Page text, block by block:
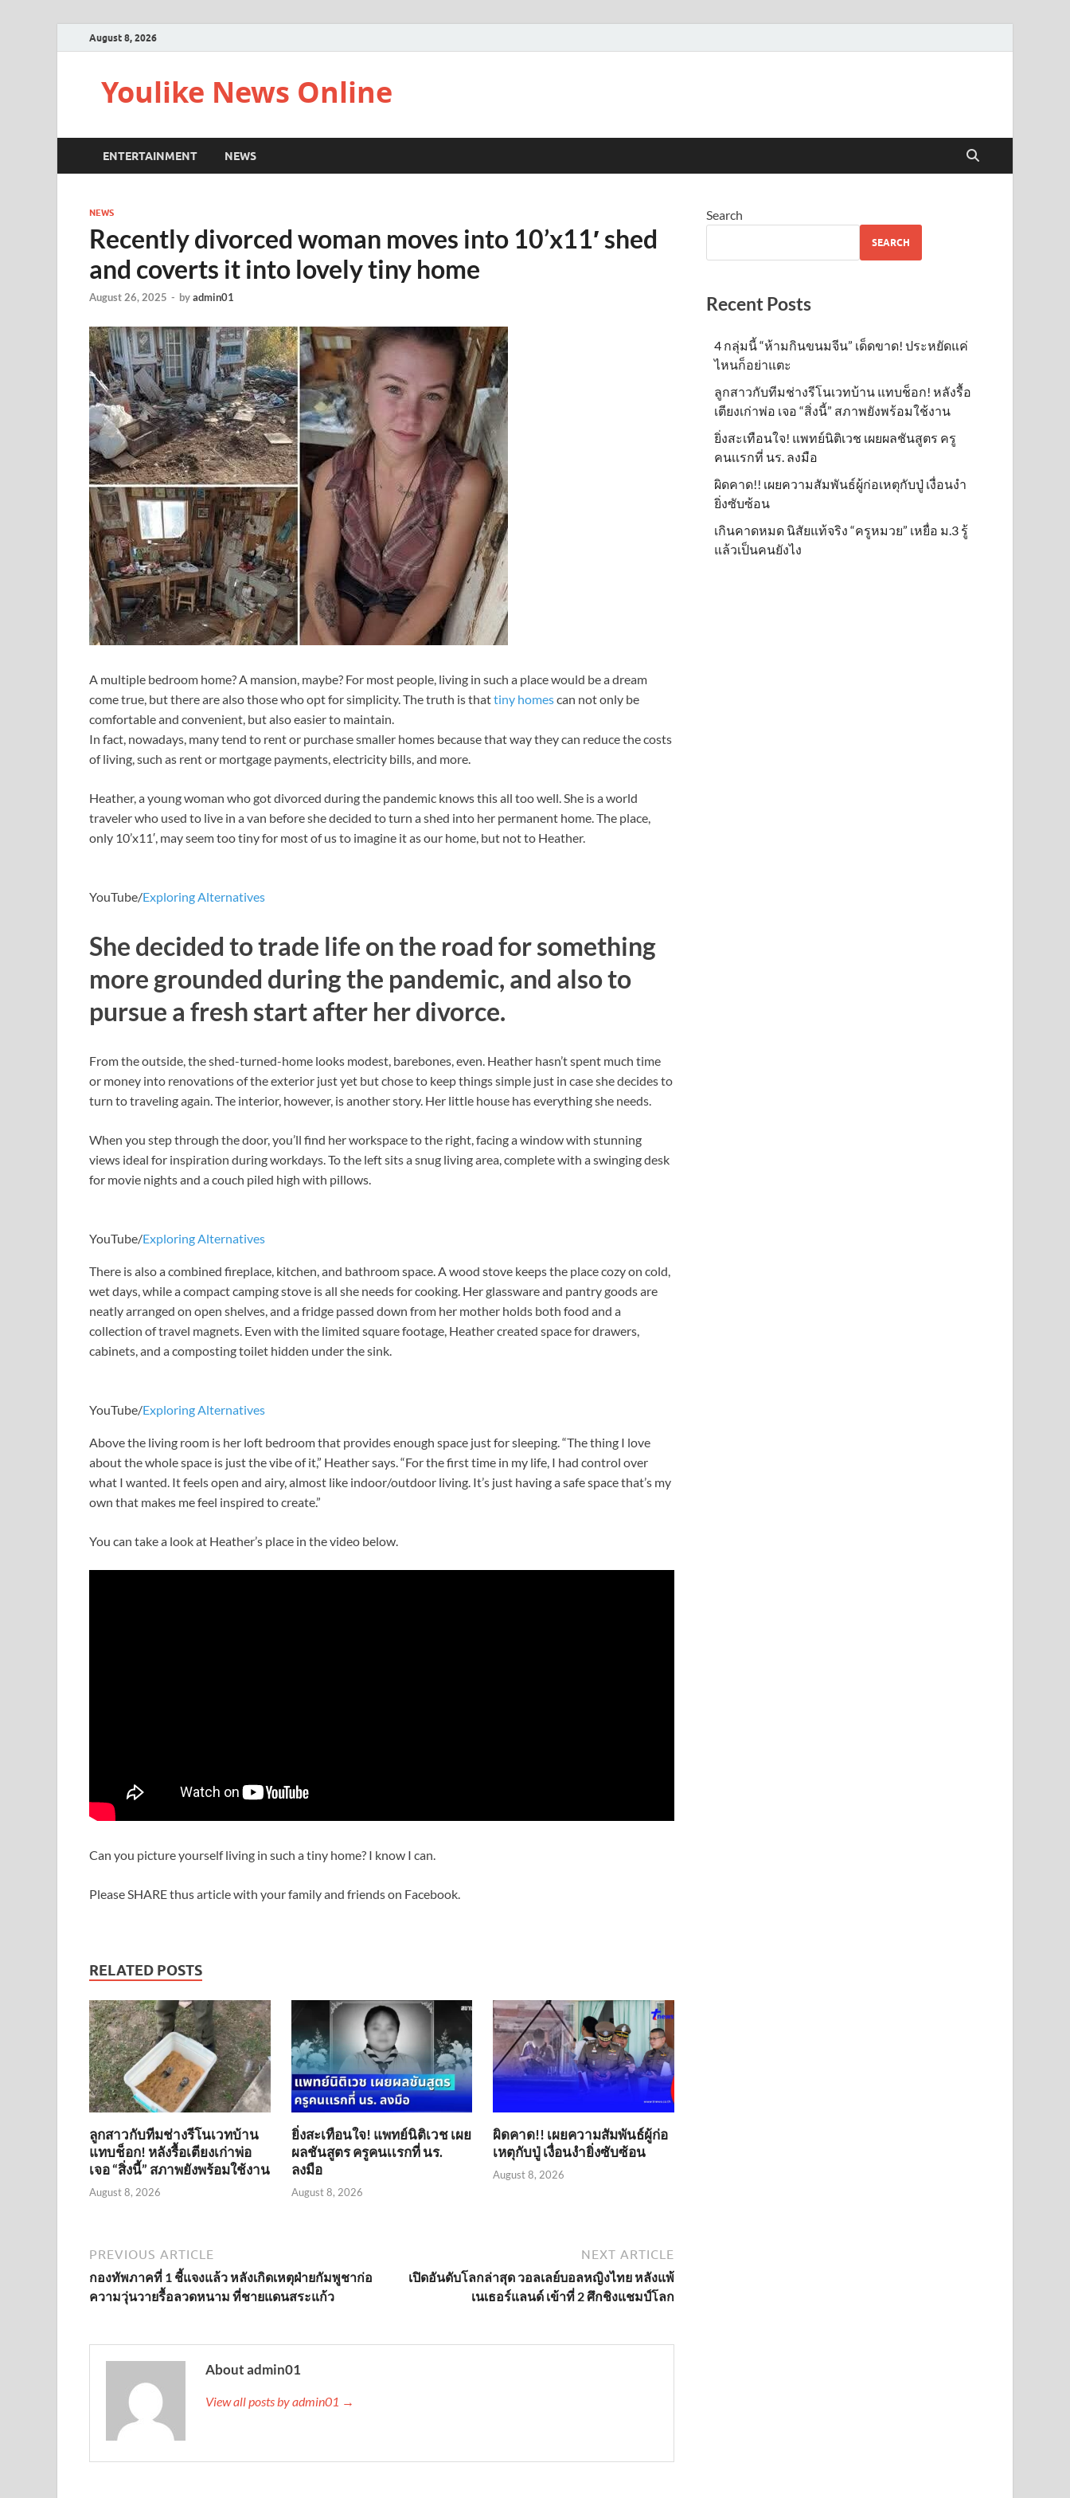
August 8, 2026
Youlike News Online
ENTERTAINMENT NEWS
NEWS
Recently divorced woman moves into 10’x11′ shed
and coverts it into lovely tiny home
August 26, 2025 - byadmin01
A multiple bedroom home? A mansion, maybe? For most people, living in such a place would be a dream
come true, but there are also those who opt for simplicity. The truth is thattiny homescan not only be
comfortable and convenient, but also easier to maintain.
In fact, nowadays, many tend to rent or purchase smaller homes because that way they can reduce the costs
of living, such as rent or mortgage payments, electricity bills, and more.
Heather, a young woman who got divorced during the pandemic knows this all too well. She is a world
traveler who used to live in a van before she decided to turn a shed into her permanent home. The place,
only 10’x11′, may seem too tiny for most of us to imagine it as our home, but not to Heather.
YouTube/Exploring Alternatives
She decided to trade life on the road for something
more grounded during the pandemic, and also to
pursue a fresh start after her divorce.
From the outside, the shed-turned-home looks modest, barebones, even. Heather hasn’t spent much time
or money into renovations of the exterior just yet but chose to keep things simple just in case she decides to
turn to traveling again. The interior, however, is another story. Her little house has everything she needs.
When you step through the door, you’ll find her workspace to the right, facing a window with stunning
views ideal for inspiration during workdays. To the left sits a snug living area, complete with a swinging desk
for movie nights and a couch piled high with pillows.
YouTube/Exploring Alternatives
There is also a combined fireplace, kitchen, and bathroom space. A wood stove keeps the place cozy on cold,
wet days, while a compact camping stove is all she needs for cooking. Her glassware and pantry goods are
neatly arranged on open shelves, and a fridge passed down from her mother holds both food and a
collection of travel magnets. Even with the limited square footage, Heather created space for drawers,
cabinets, and a composting toilet hidden under the sink.
YouTube/Exploring Alternatives
Above the living room is her loft bedroom that provides enough space just for sleeping. “The thing I love
about the whole space is just the vibe of it,” Heather says. “For the first time in my life, I had control over
what I wanted. It feels open and airy, almost like indoor/outdoor living. It’s just having a safe space that’s my
own that makes me feel inspired to create.”
You can take a look at Heather’s place in the video below.
Can you picture yourself living in such a tiny home? I know I can.
Please SHARE thus article with your family and friends on Facebook.
RELATED POSTS
ลูกสาวกับทีมช่างรีโนเวทบ้าน
แทบช็อก! หลังรื้อเตียงเก่าพ่อ
เจอ “สิ่งนี้” สภาพยังพร้อมใช้งาน
August 8, 2026
ยิ่งสะเทือนใจ! แพทย์นิติเวช เผย
ผลชันสูตร ครูคนเเรกที่ นร.
ลงมือ
August 8, 2026
ผิดคาด!! เผยความสัมพันธ์ผู้ก่อ
เหตุกับปู่ เงื่อนงำยิ่งซับซ้อน
August 8, 2026
PREVIOUS ARTICLE
กองทัพภาคที่ 1 ชี้แจงแล้ว หลังเกิดเหตุฝ่ายกัมพูชาก่อ
ความวุ่นวายรื้อลวดหนาม ที่ชายแดนสระแก้ว
NEXT ARTICLE
เปิดอันดับโลกล่าสุด วอลเลย์บอลหญิงไทย หลังแพ้
เนเธอร์แลนด์ เข้าที่ 2 ศึกชิงแชมป์โลก
About admin01
View all posts by admin01 →
Search
SEARCH
Recent Posts
4 กลุ่มนี้ “ห้ามกินขนมจีน” เด็ดขาด! ประหยัดแค่
ไหนก็อย่าแตะ
ลูกสาวกับทีมช่างรีโนเวทบ้าน แทบช็อก! หลังรื้อ
เตียงเก่าพ่อ เจอ “สิ่งนี้” สภาพยังพร้อมใช้งาน
ยิ่งสะเทือนใจ! แพทย์นิติเวช เผยผลชันสูตร ครู
คนเเรกที่ นร. ลงมือ
ผิดคาด!! เผยความสัมพันธ์ผู้ก่อเหตุกับปู่ เงื่อนงำ
ยิ่งซับซ้อน
เกินคาดหมด นิสัยแท้จริง “ครูหมวย” เหยื่อ ม.3 รู้
แล้วเป็นคนยังไง